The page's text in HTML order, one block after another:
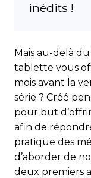
inédits !
Mais au-delà
tablette vous
mois avant la
série ? Créé
pour but
afin de
pratique des
d’aborder de
deux premiers